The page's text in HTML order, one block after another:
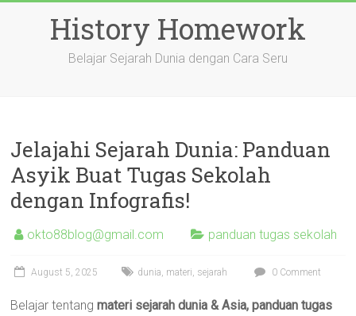
History Homework
Belajar Sejarah Dunia dengan Cara Seru
Jelajahi Sejarah Dunia: Panduan
Asyik Buat Tugas Sekolah
dengan Infografis!
okto88blog@gmail.com panduan tugas sekolah
August 5, 2025 dunia, materi, sejarah 0 Comment
Belajar tentangmateri sejarah dunia & Asia, panduan tugas